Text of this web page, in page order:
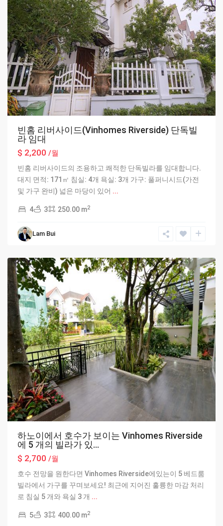
빈홈 리버사이드(Vinhomes Riverside) 단독빌
라 임대
$ 2,200 /월
빈홈 리버사이드의 조용하고 쾌적한 단독빌라를 임대합니다.
대지 면적: 171㎡ 침실: 4개 욕실: 3개 가구: 풀퍼니시드(가전
및 가구 완비) 넓은 마당이 있어 ...
4 3 250.00 m2
Lam Bui
하노이에서 호수가 보이는 Vinhomes Riverside
에 5 개의 빌라가 있...
$ 2,700 /월
호수 전망을 원한다면 Vinhomes Riverside에있는이 5 베드룸
빌라에서 가구를 꾸며보세요! 최근에 지어진 훌륭한 마감 처리
로 침실 5 개와 욕실 3 개 ...
5 3 400.00 m2